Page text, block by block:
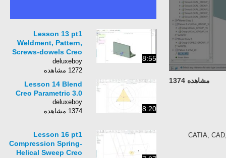
مشاهده 1374
CATIA,
8:55
Lesson 13 pt1
Weldment, Pattern,
Screws-dowels Creo
Parametric 3.0
deluxeboy
1272 مشاهده
8:20
Lesson 14 Blend
Creo Parametric 3.0
deluxeboy
1374 مشاهده
Lesson 16 pt1
Compression Spring-
Helical Sweep Creo